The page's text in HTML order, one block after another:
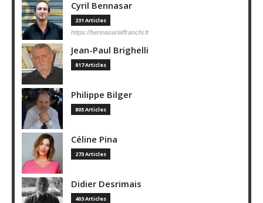
Cyril Bennasar
231 Articles
https://bennasarlaffranchi.fr
Jean-Paul Brighelli
817 Articles
Philippe Bilger
805 Articles
Céline Pina
273 Articles
Didier Desrimais
403 Articles